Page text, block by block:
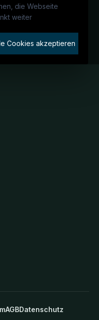
die Webseite
weiter
Cookies akzeptieren
AGBDatenschutz